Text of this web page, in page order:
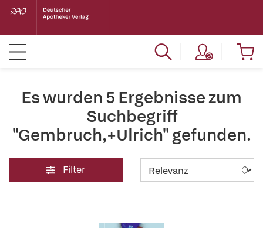
Es wurden 5 Ergebnisse zum
Suchbegriff
"Gembruch,+Ulrich" gefunden.
Filter